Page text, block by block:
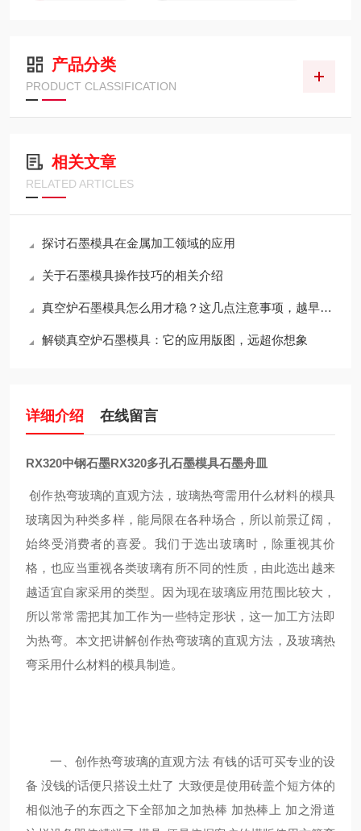
产品分类
PRODUCT CLASSIFICATION
相关文章
RELATED ARTICLES
探讨石墨模具在金属加工领域的应用
关于石墨模具操作技巧的相关介绍
真空炉石墨模具怎么用才稳？这几点注意事项，越早知道越省心
解锁真空炉石墨模具：它的应用版图，远超你想象
详细介绍 在线留言
RX320中钢石墨RX320多孔石墨模具石墨舟皿
创作热弯玻璃的直观方法，玻璃热弯需用什么材料的模具
玻璃因为种类多样，能局限在各种场合，所以前景辽阔，
始终受消费者的喜爱。我们于选出玻璃时，除重视其价
格，也应当重视各类玻璃有所不同的性质，由此选出越来
越适宜自家采用的类型。因为现在玻璃应用范围比较大，
所以常常需把其加工作为一些特定形状，这一加工方法即
为热弯。本文把讲解创作热弯玻璃的直观方法，及玻璃热
弯采用什么材料的模具制造。
一、创作热弯玻璃的直观方法 有钱的话可买专业的设
备 没钱的话便只搭设土灶了 大致便是使用砖盖个短方体的
相似池子的东西之下全部加之加热棒 加热棒上 加之滑道